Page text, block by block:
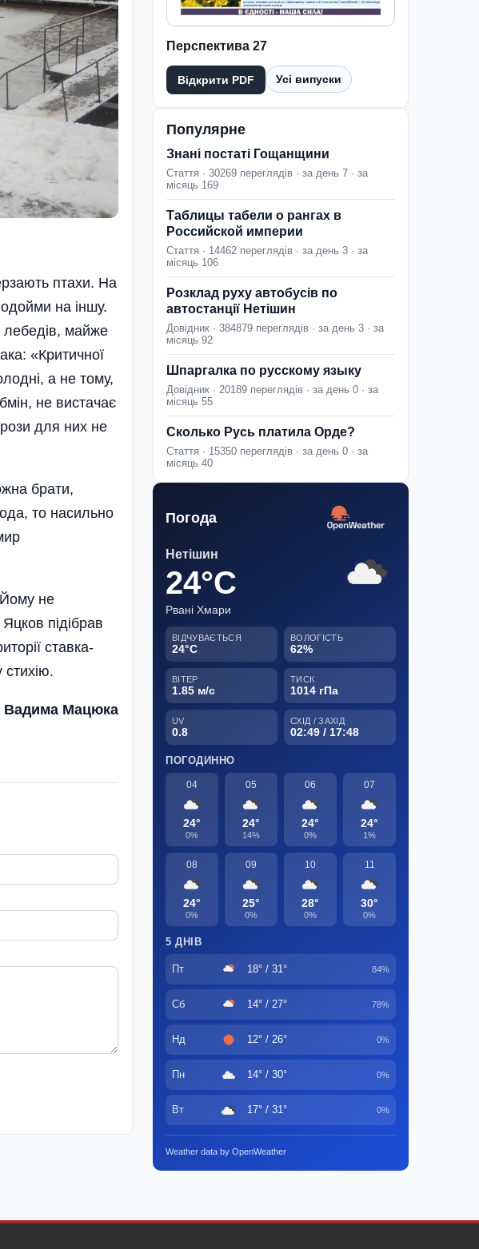
птахи. На
на іншу.
лебедів, майже
«Критичної
а не тому,
не вистачає
для них не
брати,
то насильно
не
підібрав
ставка-
Вадима Мацюка
Перспектива 27
Відкрити PDF Усі випуски
Популярне
Знані постаті Гощанщини
Стаття · 30269 переглядів · за день 7 · за
місяць 169
Таблицы табели о рангах в
Российской империи
Стаття · 14462 переглядів · за день 3 · за
місяць 106
Розклад руху автобусів по
автостанції Нетішин
Довідник · 384879 переглядів · за день 3 · за
місяць 92
Шпаргалка по русскому языку
Довідник · 20189 переглядів · за день 0 · за
місяць 55
Сколько Русь платила Орде?
Стаття · 15350 переглядів · за день 0 · за
місяць 40
Погода
Нетішин
24°C
Рвані Хмари
ВІДЧУВАЄТЬСЯ
24°C
ВОЛОГІСТЬ
62%
ВІТЕР
1.85 м/с
ТИСК
1014 гПа
UV
0.8
СХІД / ЗАХІД
02:49 / 17:48
ПОГОДИННО
04
24°
0%
05
24°
14%
06
24°
0%
07
24°
1%
08
24°
0%
09
25°
0%
10
28°
0%
11
30°
0%
5 ДНІВ
Пт 18° / 31° 84%
Сб 14° / 27° 78%
Нд 12° / 26° 0%
Пн 14° / 30° 0%
Вт 17° / 31° 0%
Weather data by OpenWeather